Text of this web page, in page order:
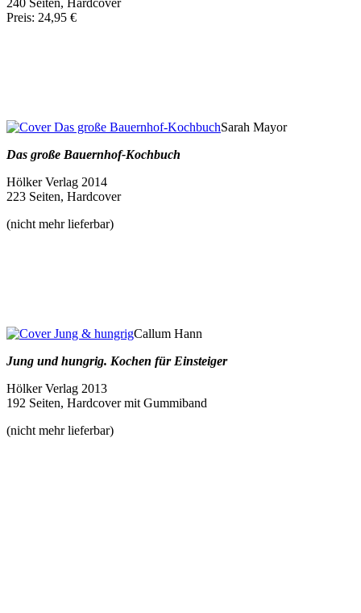
240 Seiten, Hardcover
Preis: 24,95 €
Sarah Mayor
Das große Bauernhof-Kochbuch
Hölker Verlag 2014
223 Seiten, Hardcover
(nicht mehr lieferbar)
Callum Hann
Jung und hungrig. Kochen für Einsteiger
Hölker Verlag 2013
192 Seiten, Hardcover mit Gummiband
(nicht mehr lieferbar)